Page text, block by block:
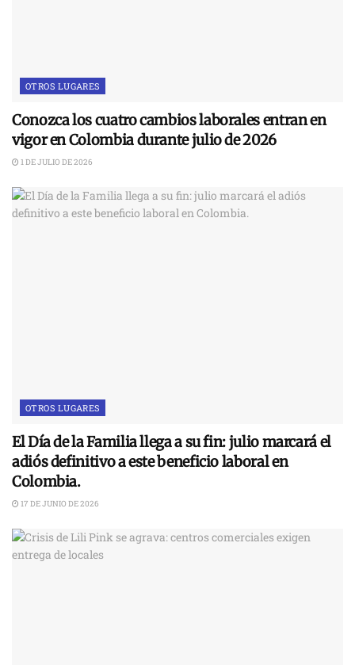
OTROS LUGARES
Conozca los cuatro cambios laborales entran en
vigor en Colombia durante julio de 2026
1 DE JULIO DE 2026
OTROS LUGARES
El Día de la Familia llega a su fin: julio marcará el
adiós definitivo a este beneficio laboral en
Colombia.
17 DE JUNIO DE 2026